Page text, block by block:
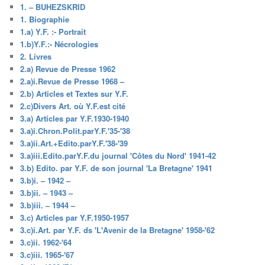
1. – BUHEZSKRID
1. Biographie
1.a) Y.F. :- Portrait
1.b)Y.F.:- Nécrologies
2. Livres
2.a) Revue de Presse 1962
2.a)i.Revue de Presse 1968 –
2.b) Articles et Textes sur Y.F.
2.c)Divers Art. où Y.F.est cité
3.a) Articles par Y.F.1930-1940
3.a)i.Chron.Polit.parY.F.'35-'38
3.a)ii.Art.+Edito.parY.F.'38-'39
3.a)iii.Edito.parY.F.du journal 'Côtes du Nord' 1941-42
3.b) Edito. par Y.F. de son journal 'La Bretagne' 1941
3.b)i. – 1942 –
3.b)ii. – 1943 –
3.b)iii. – 1944 –
3.c) Articles par Y.F.1950-1957
3.c)i.Art. par Y.F. ds 'L'Avenir de la Bretagne' 1958-'62
3.c)ii. 1962-'64
3.c)iii. 1965-'67